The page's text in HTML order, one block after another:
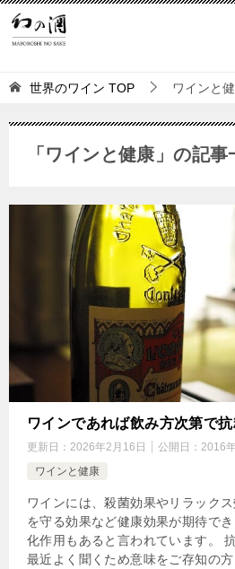
世界のワイン TOP ワインと
「ワインと健康」の記事
ワインであれば飲み方次第で
更新日： 2026年2月16日 公開日： 2016
ワインと健康
ワインには、殺菌効果やリラック
を守る効果など健康効果が期待で
化作用もあると言われています。
最近よく聞くため意味をご存知の方